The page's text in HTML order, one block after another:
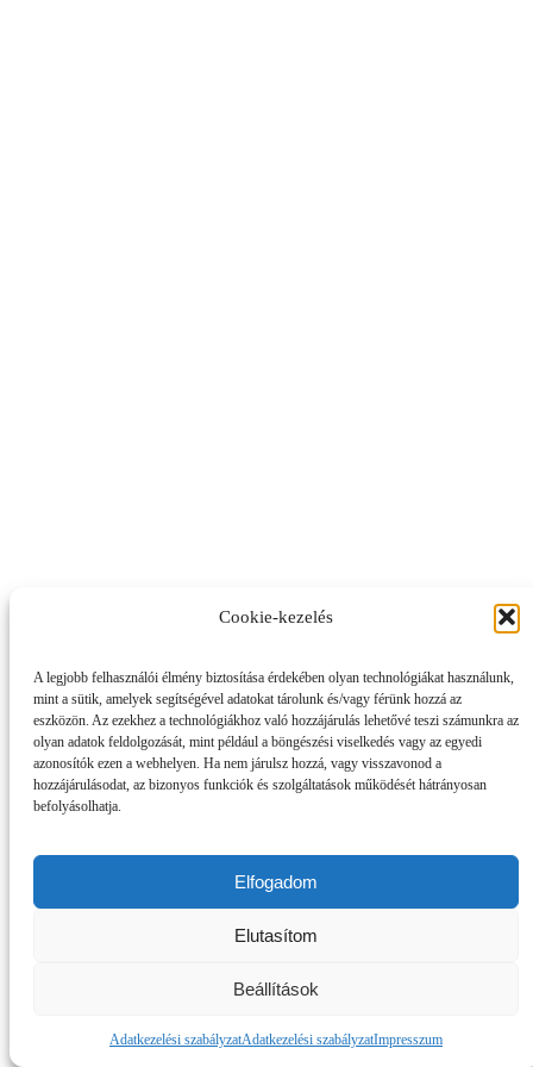
Cookie-kezelés
A legjobb felhasználói élmény biztosítása érdekében olyan technológiákat használunk,
mint a sütik, amelyek segítségével adatokat tárolunk és/vagy férünk hozzá az
eszközön. Az ezekhez a technológiákhoz való hozzájárulás lehetővé teszi számunkra az
olyan adatok feldolgozását, mint például a böngészési viselkedés vagy az egyedi
azonosítók ezen a webhelyen. Ha nem járulsz hozzá, vagy visszavonod a
hozzájárulásodat, az bizonyos funkciók és szolgáltatások működését hátrányosan
befolyásolhatja.
Elfogadom
Elutasítom
Beállítások
Adatkezelési szabályzatAdatkezelési szabályzatImpresszum